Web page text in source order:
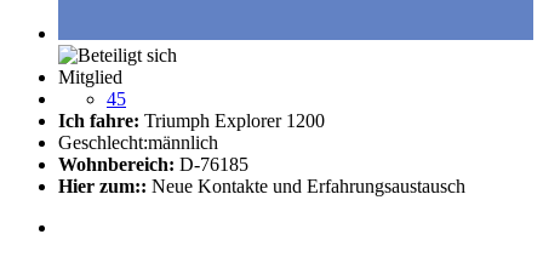
Mitglied
45
Ich fahre: Triumph Explorer 1200
Geschlecht:männlich
Wohnbereich: D-76185
Hier zum:: Neue Kontakte und Erfahrungsaustausch